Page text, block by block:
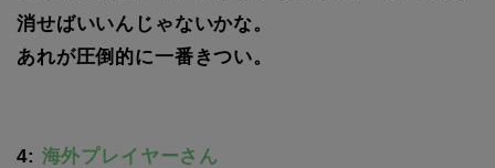
消せばいいんじゃないかな。
あれが圧倒的に一番きつい。
4: 海外プレイヤーさん